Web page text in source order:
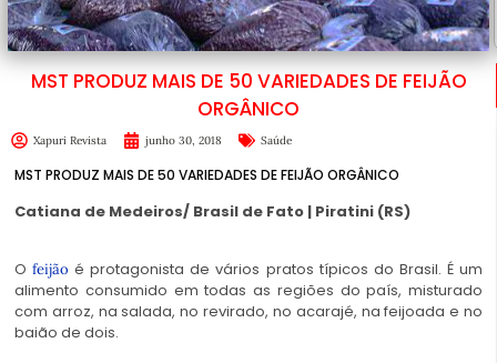
MST PRODUZ MAIS DE 50 VARIEDADES DE FEIJÃO
ORGÂNICO
Xapuri Revista junho 30, 2018 Saúde
MST PRODUZ MAIS DE 50 VARIEDADES DE FEIJÃO ORGÂNICO
Catiana de Medeiros/ Brasil de Fato | Piratini (RS)
Ofeijão é protagonista de vários pratos típicos do Brasil. É um
alimento consumido em todas as regiões do país, misturado
com arroz, na salada, no revirado, no acarajé, na feijoada e no
baião de dois.